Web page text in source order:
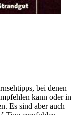
bei denen
kann oder in
Es sind aber auch